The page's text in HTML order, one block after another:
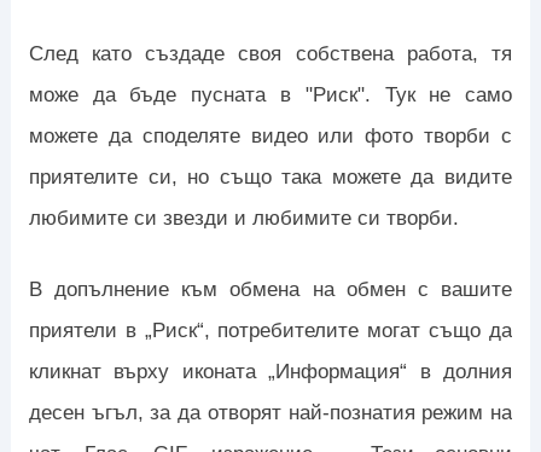
След като създаде своя собствена работа, тя
може да бъде пусната в "Риск". Тук не само
можете да споделяте видео или фото творби с
приятелите си, но също така можете да видите
любимите си звезди и любимите си творби.
В допълнение към обмена на обмен с вашите
приятели в „Риск“, потребителите могат също да
кликнат върху иконата „Информация“ в долния
десен ъгъл, за да отворят най-познатия режим на